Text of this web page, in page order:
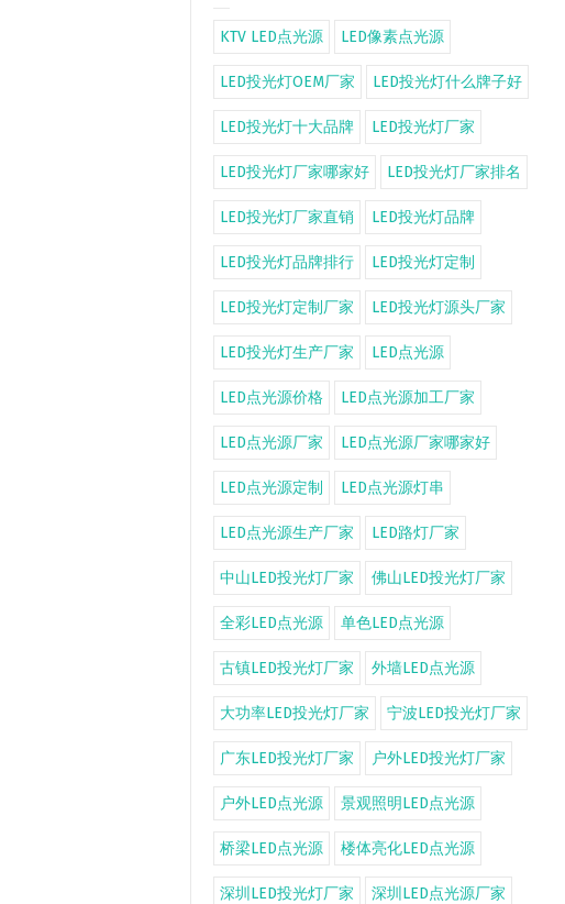
KTV LED点光源 LED像素点光源
LED投光灯OEM厂家 LED投光灯什么牌子好
LED投光灯十大品牌 LED投光灯厂家
LED投光灯厂家哪家好 LED投光灯厂家排名
LED投光灯厂家直销 LED投光灯品牌
LED投光灯品牌排行 LED投光灯定制
LED投光灯定制厂家 LED投光灯源头厂家
LED投光灯生产厂家 LED点光源
LED点光源价格 LED点光源加工厂家
LED点光源厂家 LED点光源厂家哪家好
LED点光源定制 LED点光源灯串
LED点光源生产厂家 LED路灯厂家
中山LED投光灯厂家 佛山LED投光灯厂家
全彩LED点光源 单色LED点光源
古镇LED投光灯厂家 外墙LED点光源
大功率LED投光灯厂家 宁波LED投光灯厂家
广东LED投光灯厂家 户外LED投光灯厂家
户外LED点光源 景观照明LED点光源
桥梁LED点光源 楼体亮化LED点光源
深圳LED投光灯厂家 深圳LED点光源厂家